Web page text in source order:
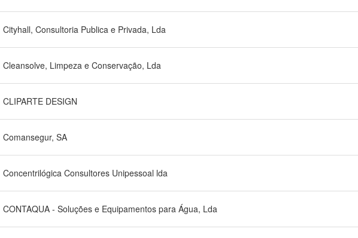
Cityhall, Consultoria Publica e Privada, Lda
Cleansolve, Limpeza e Conservação, Lda
CLIPARTE DESIGN
Comansegur, SA
Concentrilógica Consultores Unipessoal lda
CONTAQUA - Soluções e Equipamentos para Água, Lda